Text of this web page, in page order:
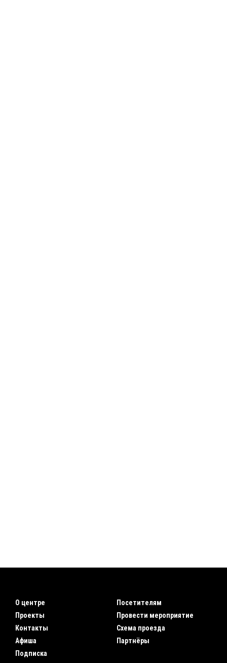
О центре
Проекты
Контакты
Афиша
Подписка
Посетителям
Провести мероприятие
Схема проезда
Партнёры